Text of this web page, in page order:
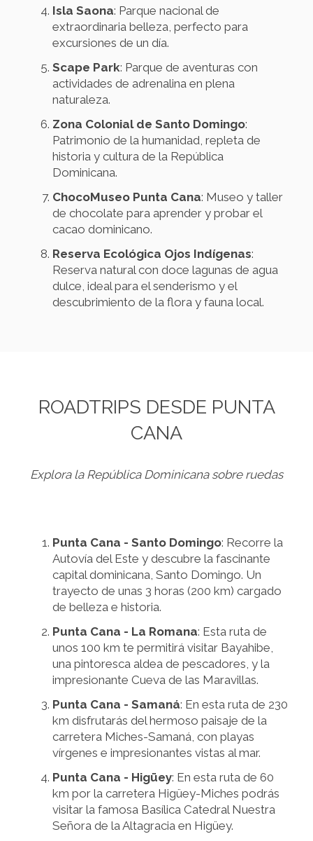
Isla Saona: Parque nacional de
extraordinaria belleza, perfecto para
excursiones de un día.
Scape Park: Parque de aventuras con
actividades de adrenalina en plena
naturaleza.
Zona Colonial de Santo Domingo:
Patrimonio de la humanidad, repleta de
historia y cultura de la República
Dominicana.
ChocoMuseo Punta Cana: Museo y taller
de chocolate para aprender y probar el
cacao dominicano.
Reserva Ecológica Ojos Indígenas:
Reserva natural con doce lagunas de agua
dulce, ideal para el senderismo y el
descubrimiento de la flora y fauna local.
ROADTRIPS DESDE PUNTA
CANA
Explora la República Dominicana sobre ruedas
Punta Cana - Santo Domingo: Recorre la
Autovía del Este y descubre la fascinante
capital dominicana, Santo Domingo. Un
trayecto de unas 3 horas (200 km) cargado
de belleza e historia.
Punta Cana - La Romana: Esta ruta de
unos 100 km te permitirá visitar Bayahibe,
una pintoresca aldea de pescadores, y la
impresionante Cueva de las Maravillas.
Punta Cana - Samaná: En esta ruta de 230
km disfrutarás del hermoso paisaje de la
carretera Miches-Samaná, con playas
vírgenes e impresionantes vistas al mar.
Punta Cana - Higüey: En esta ruta de 60
km por la carretera Higüey-Miches podrás
visitar la famosa Basílica Catedral Nuestra
Señora de la Altagracia en Higüey.